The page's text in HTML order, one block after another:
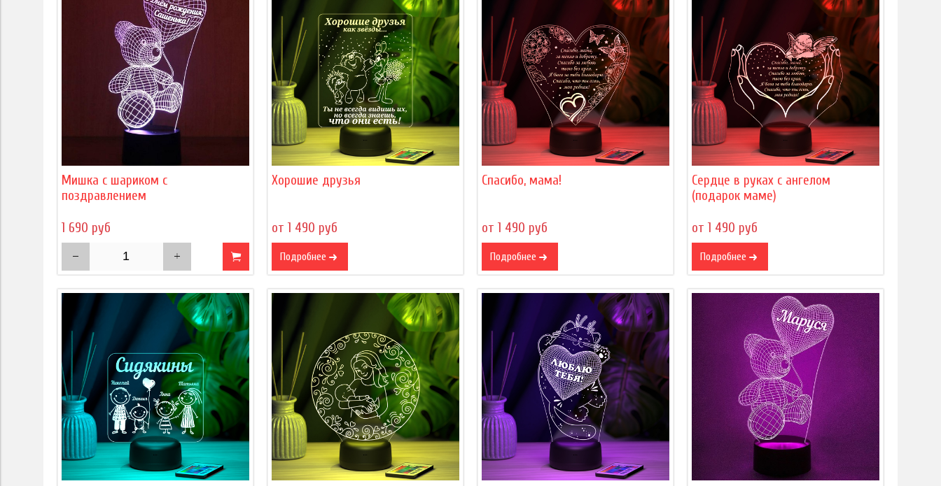
Мишка с шариком с
поздравлением
1 690 руб
Хорошие друзья
от 1 490 руб
Подробнее
Спасибо, мама!
от 1 490 руб
Подробнее
Сердце в руках с ангелом
(подарок маме)
от 1 490 руб
Подробнее